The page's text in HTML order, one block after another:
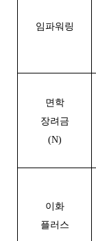
임파워링
면학
장려금
(N)
이화
플러스